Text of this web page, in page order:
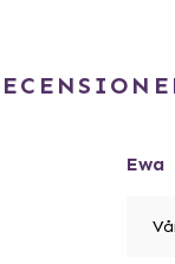
Ewa